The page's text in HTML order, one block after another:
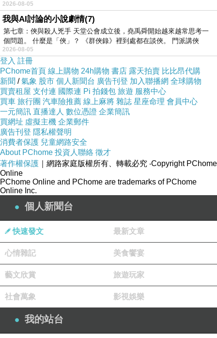
2026-08-05
我與AI討論的小說劇情(7)
第七章：俠與殺人兇手 天堂公會成立後，堯禹舜開始越來越常思考一
個問題。 什麼是「俠」？ 《群俠錄》裡到處都在談俠。 門派講俠
2026-08-05
登入 註冊
PChome首頁 線上購物 24h購物 書店 露天拍賣 比比昂代購
新聞 /氣象 股市 個人新聞台 廣告刊登 加入聯播網 全球購物
買賣租屋 支付連 國際連 Pi 拍錢包 旅遊 服務中心
買車 旅行團 汽車險推薦 線上麻將 雜誌 星座命理 會員中心
一元簡訊 直播達人 數位憑證 企業簡訊
買網址 虛擬主機 企業郵件
廣告刊登 隱私權聲明
消費者保護 兒童網路安全
About PChome 投資人聯絡 徵才
著作權保護 ｜網路家庭版權所有、轉載必究 ‧Copyright PChome
Online
PChome Online and PChome are trademarks of PChome
Online Inc.
個人新聞台
快速發文 最新文章
心情雜記 美食饗宴
藝文欣賞 旅遊玩家
社會萬象 影視娛樂
我的站台